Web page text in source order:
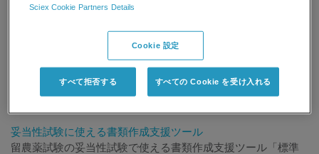
Analyst® ソフトウェア、MultiQuant™ソフトウェアレポート・
ソフトウェア、MultiQuant™ソフトウェアでご利用頂
レポート・テンプレートとして、また編集して頂く際のテン
プレートとして日々の業務にお役立て下さい。
妥当性試験に使える書類作成支援ツール
留農薬試験の妥当性試験で使える書類作成支援ツール「標準
Sciex Cookie Partners Details
Cookie 設定
すべて拒否する すべての Cookie を受け入れる